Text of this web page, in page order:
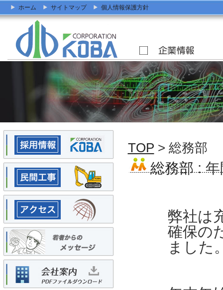
ホーム サイトマップ 個人情報保護方針
TOP > 総務部
総務部 :
弊社は
確保の
ました